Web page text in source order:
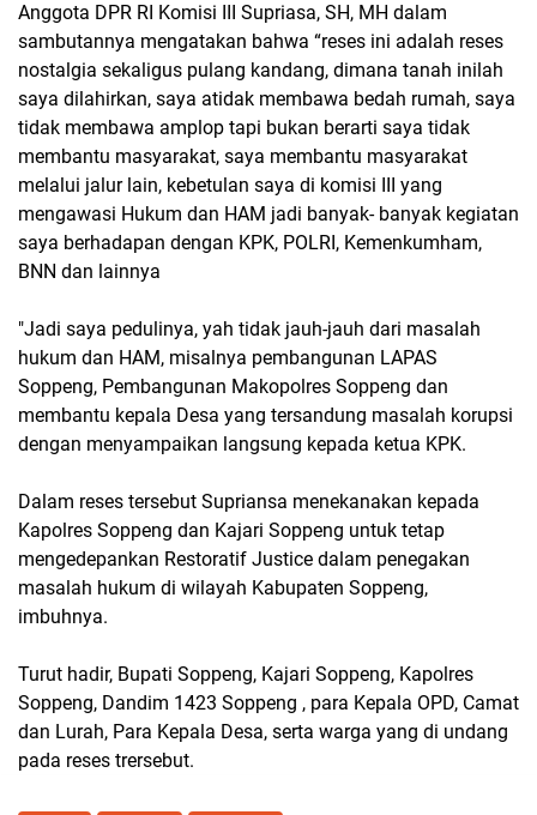
Anggota DPR RI Komisi III Supriasa, SH, MH dalam
sambutannya mengatakan bahwa “reses ini adalah reses
nostalgia sekaligus pulang kandang, dimana tanah inilah
saya dilahirkan, saya atidak membawa bedah rumah, saya
tidak membawa amplop tapi bukan berarti saya tidak
membantu masyarakat, saya membantu masyarakat
melalui jalur lain, kebetulan saya di komisi III yang
mengawasi Hukum dan HAM jadi banyak- banyak kegiatan
saya berhadapan dengan KPK, POLRI, Kemenkumham,
BNN dan lainnya
"Jadi saya pedulinya, yah tidak jauh-jauh dari masalah
hukum dan HAM, misalnya pembangunan LAPAS
Soppeng, Pembangunan Makopolres Soppeng dan
membantu kepala Desa yang tersandung masalah korupsi
dengan menyampaikan langsung kepada ketua KPK.
Dalam reses tersebut Supriansa menekanakan kepada
Kapolres Soppeng dan Kajari Soppeng untuk tetap
mengedepankan Restoratif Justice dalam penegakan
masalah hukum di wilayah Kabupaten Soppeng,
imbuhnya.
Turut hadir, Bupati Soppeng, Kajari Soppeng, Kapolres
Soppeng, Dandim 1423 Soppeng , para Kepala OPD, Camat
dan Lurah, Para Kepala Desa, serta warga yang di undang
pada reses trersebut.